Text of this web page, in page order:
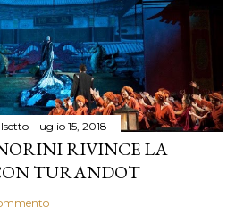
luglio 15, 2018
RIVINCE LA
TURANDOT